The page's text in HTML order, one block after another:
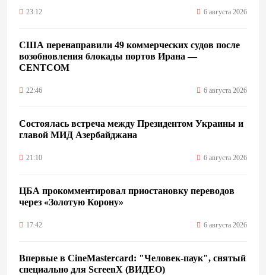
23:12 6 августа 2026
США перенаправили 49 коммерческих судов после
возобновления блокады портов Ирана —
CENTCOM
22:46 6 августа 2026
Состоялась встреча между Президентом Украины и
главой МИД Азербайджана
21:10 6 августа 2026
ЦБА прокомментировал приостановку переводов
через «Золотую Корону»
17:42 6 августа 2026
Впервые в CineMastercard: "Человек-паук", снятый
специально для ScreenX (ВИДЕО)